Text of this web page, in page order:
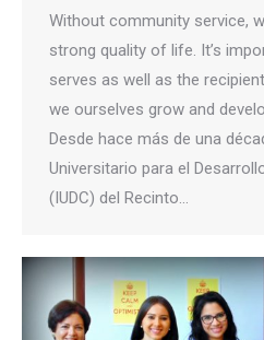
Without community service,
strong quality of life. It’s
serves as well as the
we ourselves grow and
Desde hace más de una
Universitario para el
(IUDC) del Recinto…